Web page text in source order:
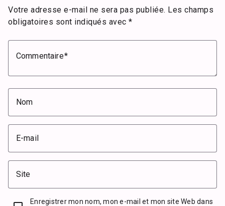
Votre adresse e-mail ne sera pas publiée. Les champs
obligatoires sont indiqués avec *
Commentaire
Nom
E-mail
Site
Enregistrer mon nom, mon e-mail et mon site Web dans